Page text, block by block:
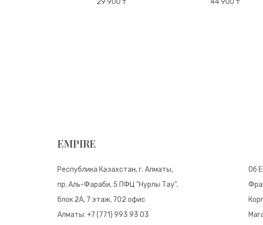
EMPIRE
Республика Казахстан, г. Алматы,
пр. Аль-Фараби, 5 ПФЦ "Нурлы Тау",
блок 2А, 7 этаж, 702 офис
Алматы: +7 (771) 993 93 03
Об